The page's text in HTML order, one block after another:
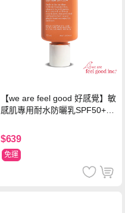
【we are feel good 好感覺】敏
感肌專用耐水防曬乳SPF50+ 7
$639
免運